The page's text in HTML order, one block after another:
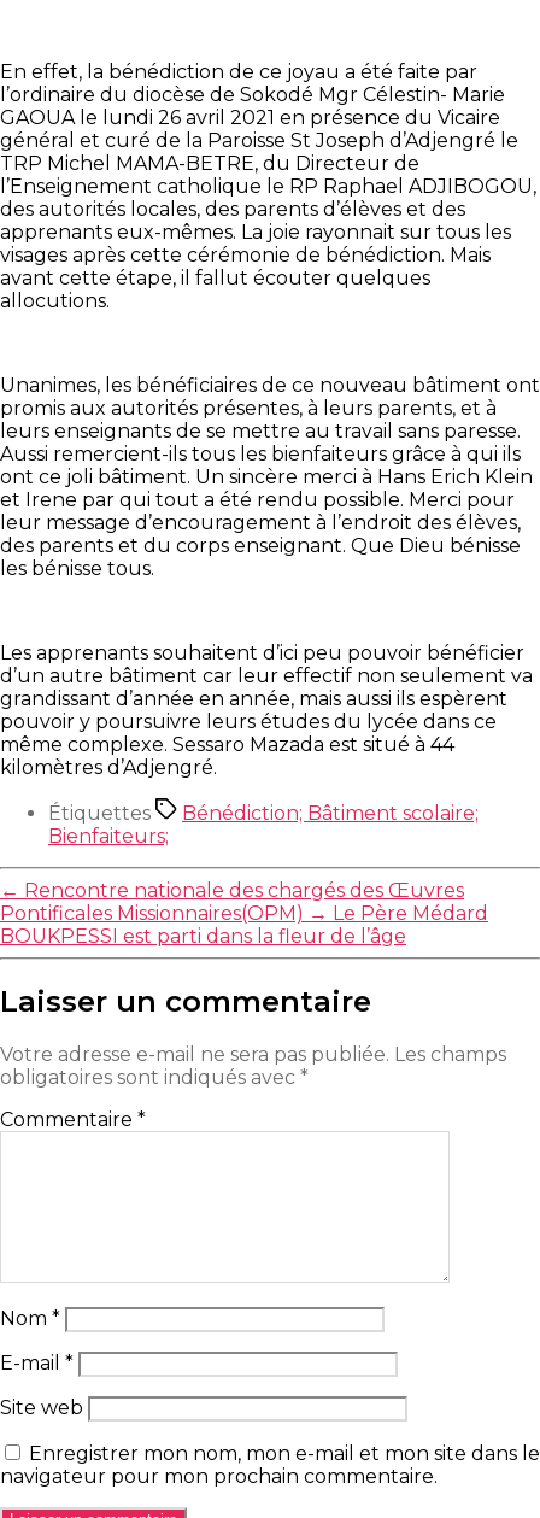
En effet, la bénédiction de ce joyau a été faite par
l’ordinaire du diocèse de Sokodé Mgr Célestin- Marie
GAOUA le lundi 26 avril 2021 en présence du Vicaire
général et curé de la Paroisse St Joseph d’Adjengré le
TRP Michel MAMA-BETRE, du Directeur de
l’Enseignement catholique le RP Raphael ADJIBOGOU,
des autorités locales, des parents d’élèves et des
apprenants eux-mêmes. La joie rayonnait sur tous les
visages après cette cérémonie de bénédiction. Mais
avant cette étape, il fallut écouter quelques
allocutions.
Unanimes, les bénéficiaires de ce nouveau bâtiment ont
promis aux autorités présentes, à leurs parents, et à
leurs enseignants de se mettre au travail sans paresse.
Aussi remercient-ils tous les bienfaiteurs grâce à qui ils
ont ce joli bâtiment. Un sincère merci à Hans Erich Klein
et Irene par qui tout a été rendu possible. Merci pour
leur message d’encouragement à l’endroit des élèves,
des parents et du corps enseignant. Que Dieu bénisse
les bénisse tous.
Les apprenants souhaitent d’ici peu pouvoir bénéficier
d’un autre bâtiment car leur effectif non seulement va
grandissant d’année en année, mais aussi ils espèrent
pouvoir y poursuivre leurs études du lycée dans ce
même complexe. Sessaro Mazada est situé à 44
kilomètres d’Adjengré.
Étiquettes
Bénédiction; Bâtiment scolaire;
Bienfaiteurs;
← Rencontre nationale des chargés des Œuvres
Pontificales Missionnaires(OPM) → Le Père Médard
BOUKPESSI est parti dans la fleur de l’âge
Laisser un commentaire
Votre adresse e-mail ne sera pas publiée. Les champs
obligatoires sont indiqués avec *
Commentaire *
Nom *
E-mail *
Site web
Enregistrer mon nom, mon e-mail et mon site dans le
navigateur pour mon prochain commentaire.